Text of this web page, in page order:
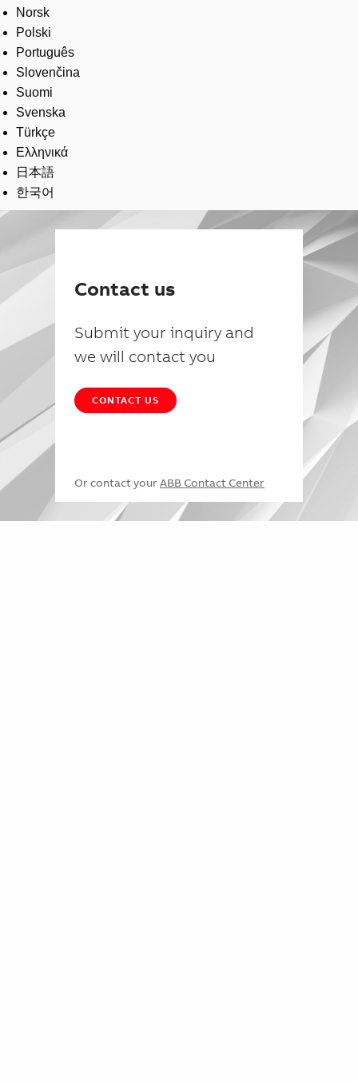
Norsk
Polski
Português
Slovenčina
Suomi
Svenska
Türkçe
Ελληνικά
日本語
한국어
Contact us
Submit your inquiry and
we will contact you
CONTACT US
Or contact your ABB Contact Center